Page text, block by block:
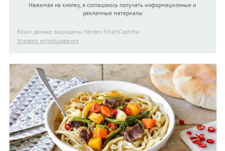
Нажимая на кнопку, я соглашаюсь получать информационные и
рекламные материалы
Ваши данные защищены Yandex SmartCaptcha
Условия использования